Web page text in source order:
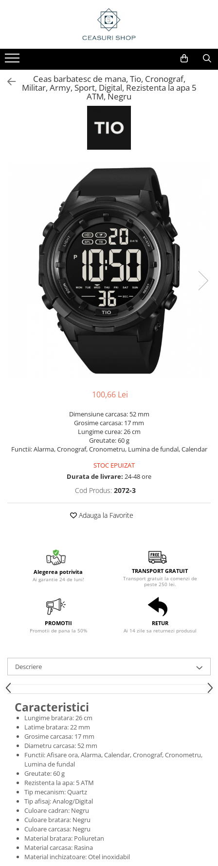
Ceas barbatesc de mana, Tio, Cronograf,
Militar, Army, Sport, Digital, Rezistenta la apa 5
ATM, Negru
100,66 Lei
Dimensiune carcasa: 52 mm
Grosime carcasa: 17 mm
Lungime curea: 26 cm
Greutate: 60 g
Functii: Alarma, Cronograf, Cronometru, Lumina de fundal, Calendar
STOC EPUIZAT
Durata de livrare: 24-48 ore
Cod Produs: 2072-3
Adauga la Favorite
Alegerea potrivita
Ai garantie 24 de luni!
TRANSPORT GRATUIT
Transport gratuit la comenzi de
peste 250 lei.
PROMOTII
Promotii de pana la 50%
RETUR
Ai 14 zile sa returnezi produsul
Descriere
Caracteristici
Lungime bratara: 26 cm
Latime bratara: 22 mm
Grosime carcasa: 17 mm
Diametru carcasa: 52 mm
Functii: Afisare ora, Alarma, Calendar, Cronograf, Cronometru,
Lumina de fundal
Greutate: 60 g
Rezistenta la apa: 5 ATM
Tip mecanism: Quartz
Tip afisaj: Analog/Digital
Culoare cadran: Negru
Culoare bratara: Negru
Culoare carcasa: Negru
Material bratara: Poliuretan
Material carcasa: Rasina
Material inchizatoare: Otel inoxidabil